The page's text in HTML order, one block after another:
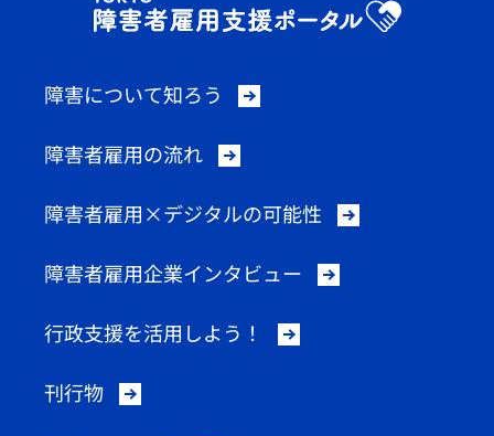
障害について知ろう
障害者雇用の流れ
障害者雇用×デジタルの可能性
障害者雇用企業インタビュー
行政支援を活用しよう！
刊行物